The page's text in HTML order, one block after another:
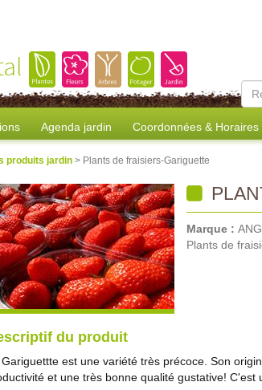
Agenda jardin Coordonnées & Horaires
produits jardin > Plants de fraisiers-Gariguette
Marque :
Plants de
du produit
Gariguettte est une variété très précoce. Son
et une très bonne qualité gustative! C'est